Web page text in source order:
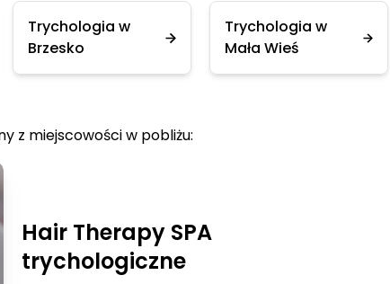
Trychologia w
Brzesko
Trychologia w
Mała Wieś
z miejscowości w pobliżu:
Hair Therapy SPA
trychologiczne